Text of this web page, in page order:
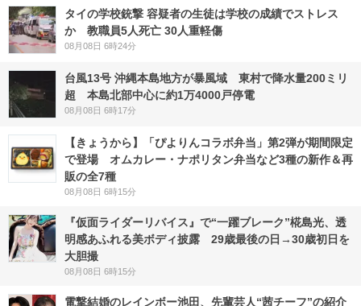
タイの学校銃撃 容疑者の生徒は学校の成績でストレス
か 教職員5人死亡 30人重軽傷
08月08日 6時24分
台風13号 沖縄本島地方が暴風域 東村で降水量200ミリ
超 本島北部中心に約1万4000戸停電
08月08日 6時17分
【きょうから】「ぴよりんコラボ弁当」第2弾が期間限定
で登場 オムカレー・ナポリタン弁当など3種の新作＆再
販の全7種
08月08日 6時15分
『仮面ライダーリバイス』で“一躍ブレーク”椛島光、透
明感あふれる美ボディ披露 29歳最後の日→30歳初日を
大胆撮
08月08日 6時15分
電撃結婚のレインボー池田、先輩芸人“茜チーフ”の紹介